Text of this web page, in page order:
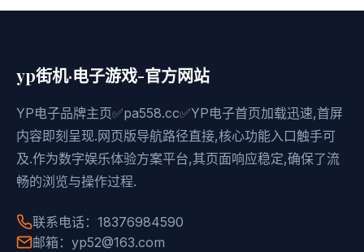
yp街机·电子游戏-官方网站
YP电子品牌主页✅pa558.cc✅YP电子首页加载迅速,首屏
内容即刻呈现.网页版导航路径直接,核心功能入口触手可
及.作为数字娱乐体验方案平台,其页面响应稳定,确保了流
畅的浏览与操作过程.
联系电话：18376984590
邮箱：yp52@163.com